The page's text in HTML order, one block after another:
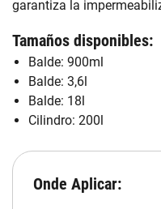
garantiza la
Tamaños disponibles:
Balde: 900ml
Balde: 3,6l
Balde: 18l
Cilindro: 200l
Onde Aplicar: